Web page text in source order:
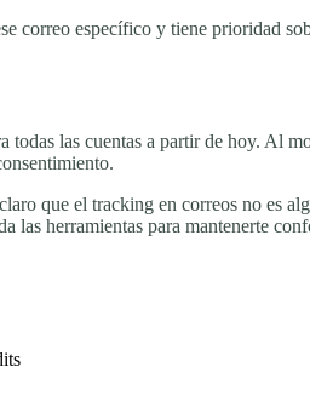
correo específico y tiene prioridad
todas las cuentas a partir de hoy. Al
que el tracking en correos no es
las herramientas para mantenerte